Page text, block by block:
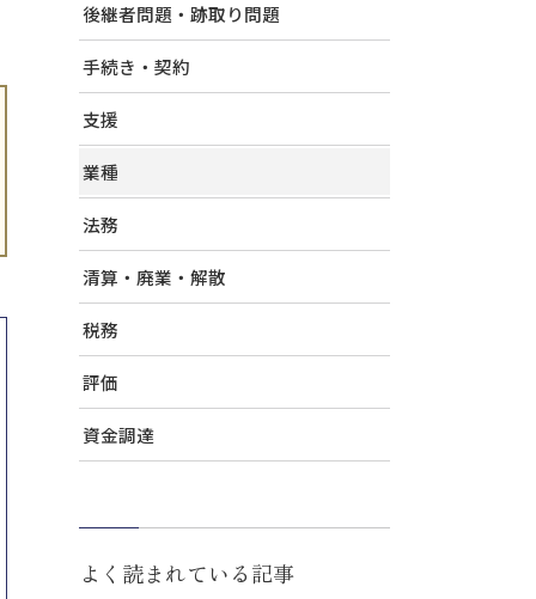
後継者問題・跡取り問題
手続き・契約
支援
業種
法務
清算・廃業・解散
税務
評価
資金調達
よく読まれている記事